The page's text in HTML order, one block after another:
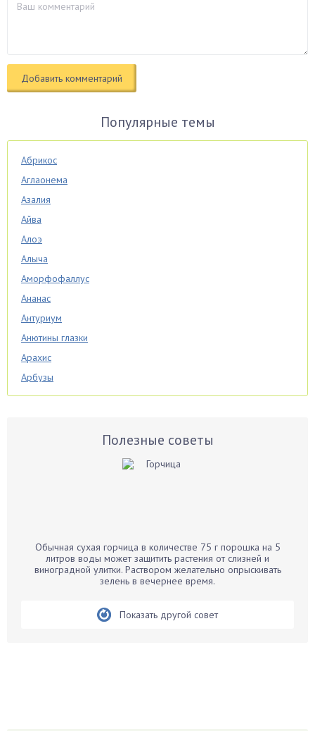
Популярные темы
Абрикос
Аглаонема
Азалия
Айва
Алоэ
Алыча
Аморфофаллус
Ананас
Антуриум
Анютины глазки
Арахис
Арбузы
Аспарагус
Бархатцы
Бегония
Полезные советы
Обычная сухая горчица в количестве 75 г порошка на 5
литров воды может защитить растения от слизней и
виноградной улитки. Раствором желательно опрыскивать
зелень в вечернее время.
Показать другой совет